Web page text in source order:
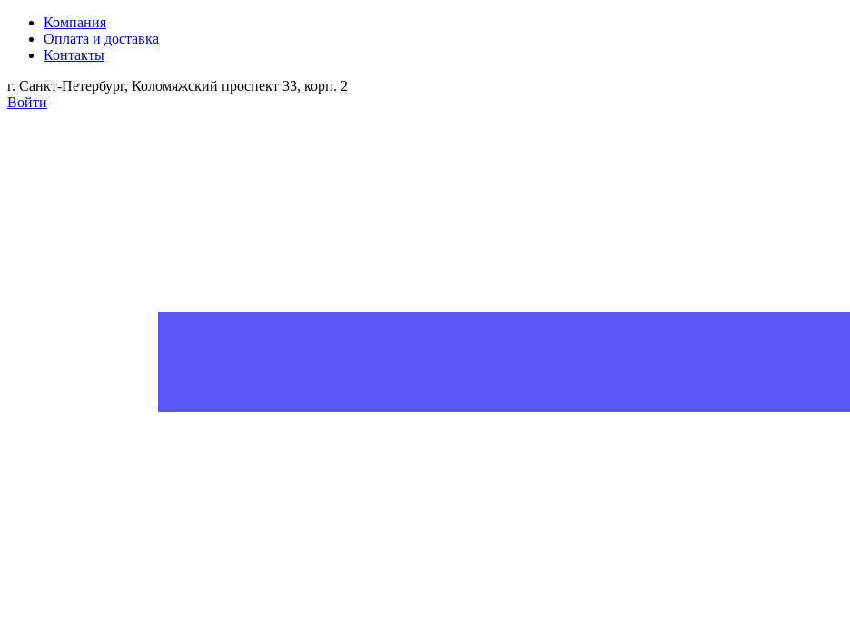
Компания
Оплата и доставка
Контакты
г. Санкт-Петербург, Коломяжский проспект 33, корп. 2
Войти